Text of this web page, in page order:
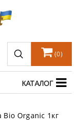
(0)
КАТАЛОГ
Bio Organic 1кг